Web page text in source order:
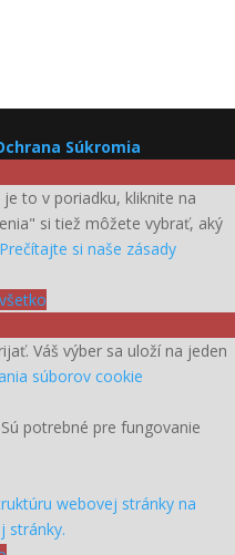
Súkromia
to v poriadku, kliknite na
si tiež môžete vybrať, aký
Prečítajte si naše zásady
Váš výber sa uloží na jeden
súborov cookie
potrebné pre fungovanie
webovej stránky na
stránky.